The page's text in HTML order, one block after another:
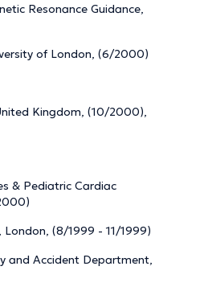
Resonance Guidance,
of London, (6/2000)
Kingdom, (10/2000),
& Pediatric Cardiac
(8/1999 - 11/1999)
and Accident Department,